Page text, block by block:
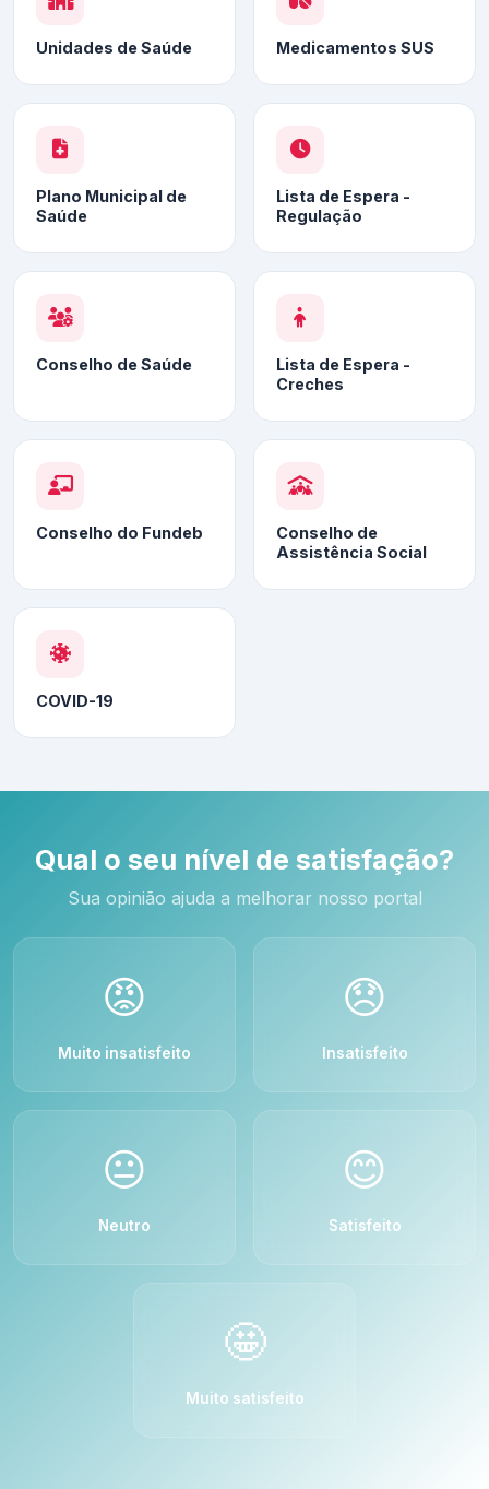
Unidades de Saúde Medicamentos SUS
Plano Municipal de
Saúde
Lista de Espera -
Regulação
Conselho de Saúde
Lista de Espera -
Creches
Conselho do Fundeb
Conselho de
Assistência Social
COVID-19
Qual o seu nível de satisfação?
Sua opinião ajuda a melhorar nosso portal
😡
Muito insatisfeito
😞
Insatisfeito
😐
Neutro
😊
Satisfeito
🤩
Muito satisfeito